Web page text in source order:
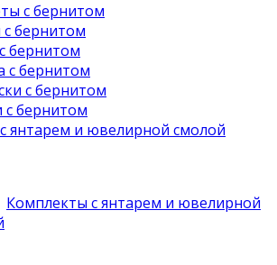
с бернитом
бернитом
бернитом
с бернитом
с бернитом
с бернитом
янтарем и ювелирной смолой
Комплекты с янтарем и ювелирной